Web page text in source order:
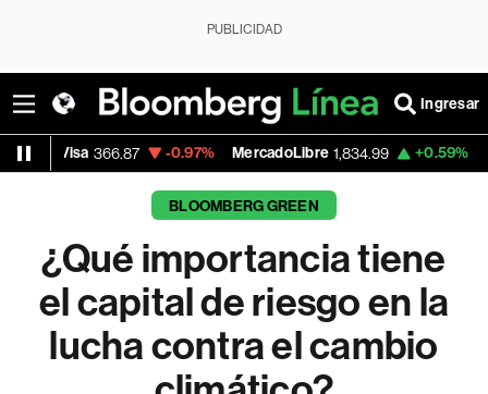
PUBLICIDAD
Ingresar
-0.97% MercadoLibre 1,834.99 +0.59% Banco de
BLOOMBERG GREEN
¿Qué importancia tiene
el capital de riesgo en la
lucha contra el cambio